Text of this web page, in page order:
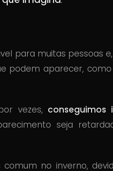
para muitas pessoas
podem aparecer,
vezes, conseguimos
seja
no inverno,